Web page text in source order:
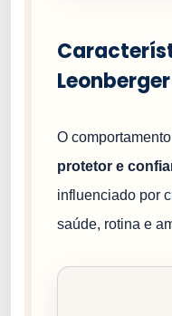
Leonberger
O
protetor e
influenciado por
saúde, rotina e